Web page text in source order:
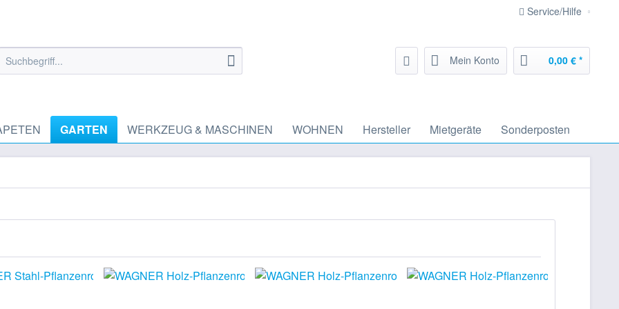
Service/Hilfe
Mein Konto 0,00 € *
GARTEN WERKZEUG & MASCHINEN WOHNEN Hersteller Mietgeräte Sonderposten